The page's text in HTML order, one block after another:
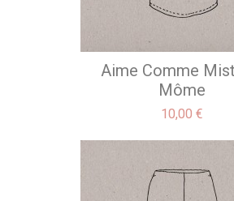
Aime Comme
Môme
Precio
10,00 €